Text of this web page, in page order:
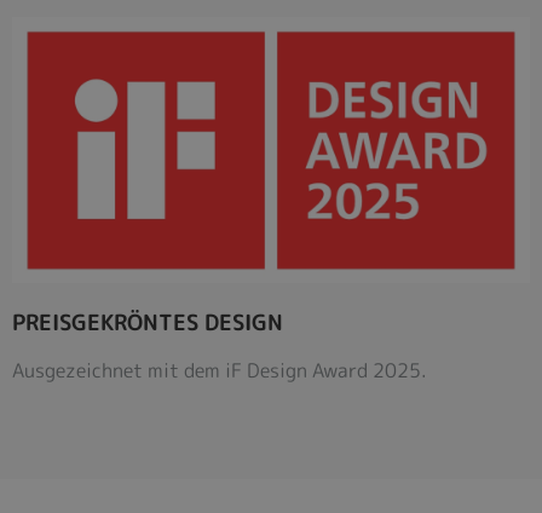
PREISGEKRÖNTES DESIGN
Ausgezeichnet mit dem iF Design Award 2025.